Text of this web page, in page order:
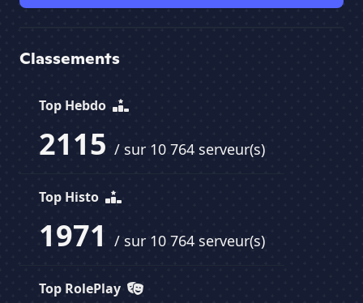
Classements
Top Hebdo
2115 / sur 10 764 serveur(s)
Top Histo
1971 / sur 10 764 serveur(s)
Top RolePlay